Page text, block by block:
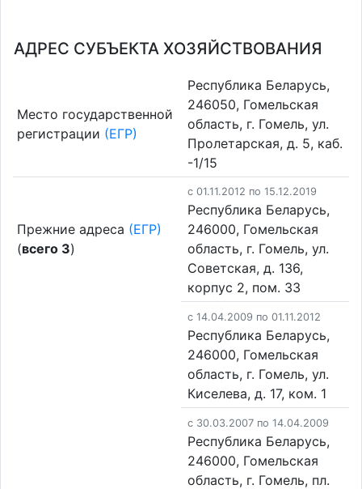
АДРЕС СУБЪЕКТА ХОЗЯЙСТВОВАНИЯ
Место государственной
регистрации (ЕГР)
Республика Беларусь,
246050, Гомельская
область, г. Гомель, ул.
Пролетарская, д. 5, каб.
-1/15
Прежние адреса (ЕГР)
(всего 3)
c 01.11.2012 по 15.12.2019
Республика Беларусь,
246000, Гомельская
область, г. Гомель, ул.
Советская, д. 136,
корпус 2, пом. 33
c 14.04.2009 по 01.11.2012
Республика Беларусь,
246000, Гомельская
область, г. Гомель, ул.
Киселева, д. 17, ком. 1
c 30.03.2007 по 14.04.2009
Республика Беларусь,
246000, Гомельская
область, г. Гомель, пл.